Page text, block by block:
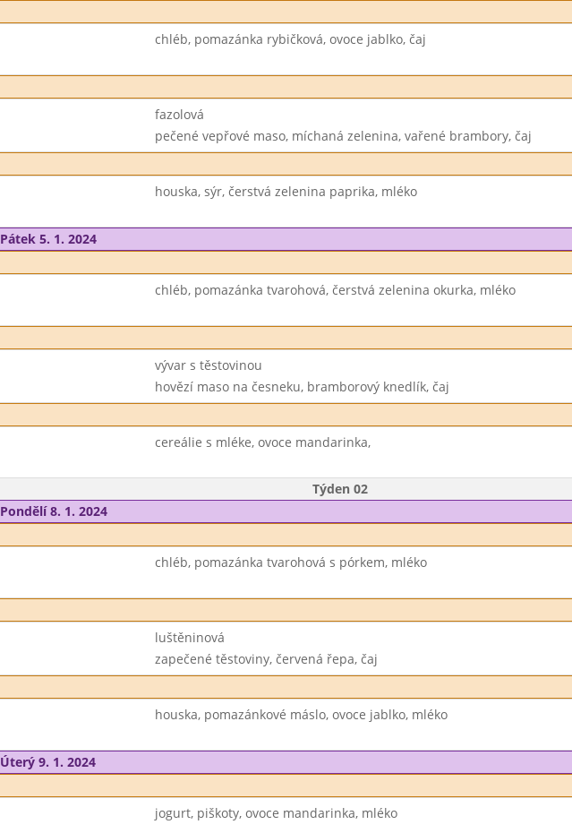
chléb, pomazánka rybičková, ovoce jablko, čaj
fazolová
pečené vepřové maso, míchaná zelenina, vařené brambory, čaj
houska, sýr, čerstvá zelenina paprika, mléko
Pátek 5. 1. 2024
chléb, pomazánka tvarohová, čerstvá zelenina okurka, mléko
vývar s těstovinou
hovězí maso na česneku, bramborový knedlík, čaj
cereálie s mléke, ovoce mandarinka,
Týden 02
Pondělí 8. 1. 2024
chléb, pomazánka tvarohová s pórkem, mléko
luštěninová
zapečené těstoviny, červená řepa, čaj
houska, pomazánkové máslo, ovoce jablko, mléko
Úterý 9. 1. 2024
jogurt, piškoty, ovoce mandarinka, mléko